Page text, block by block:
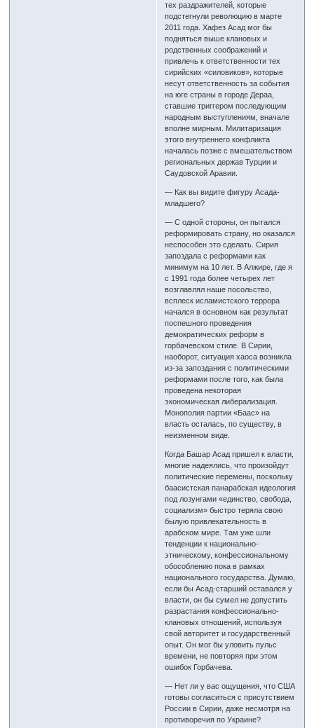
тех раздражителей, которые
подстегнули революцию в марте
2011 года. Хафез Асад мог бы
подняться выше клановых и
родственных соображений и
привлечь к ответственности тех
сирийских «силовиков», которые
несут ответственность за события
на юге страны в городе Дераа,
ставшие триггером последующим
народным выступлениям, вначале
вполне мирным. Милитаризация
этого внутреннего конфликта
началась позже с вмешательством
региональных держав Турции и
Саудовской Аравии.
— Как вы видите фигуру Асада-
младшего?
— С одной стороны, он пытался
реформировать страну, но оказался
неспособен это сделать. Сирия
запоздала с реформами как
минимум на 10 лет. В Алжире, где я
с 1991 года более четырех лет
возглавлял наше посольство,
всплеск исламистского террора
начался в основном как результат
поспешного проведения
демократических реформ в
горбачевском стиле. В Сирии,
наоборот, ситуация хаоса возникла
из-за запоздания с политическими
реформами после того, как была
проведена некоторая
экономическая либерализация.
Монополия партии «Баас» на
власть осталась, по существу, в
неизменном виде.
Когда Башар Асад пришел к власти,
многие надеялись, что произойдут
политические перемены, поскольку
баасистская панарабская идеология
под лозунгами «единство, свобода,
социализм» быстро теряла свою
былую привлекательность в
арабском мире. Там уже шли
тенденции к национально-
этническому, конфессиональному
обособлению пока в рамках
национального государства. Думаю,
если бы Асад-старший оставался у
власти, он бы сумел не допустить
разрастания конфессионально-
клановых отношений, используя
свой авторитет и государственный
опыт. Он мог бы уловить пульс
времени, не повторяя при этом
ошибок Горбачева.
— Нет ли у вас ощущения, что США
готовы согласиться с присутствием
России в Сирии, даже несмотря на
противоречия по Украине?